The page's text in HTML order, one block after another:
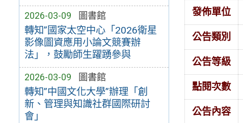
2026-03-09 圖書館
轉知”國家太空中心「2026衛星
影像圖資應用小論文競賽辦
法」，鼓勵師生躍踴參與
2026-03-09 圖書館
轉知”中國文化大學”辦理「創
新、管理與知識社群國際研討
會」
發佈單位
公告類別
公告等級
點閱次數
公告內容